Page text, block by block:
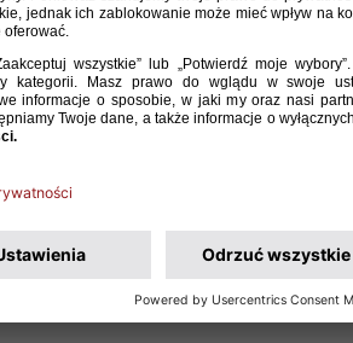
81 – Adrian Przyborek 11, Jakub Adkonis
Samson Bein (63, 4. Eman Kospo), 3. Lazar
Raicevic) – 14. Agon Rexhaj (71, 25. Edin
Giuliano Foro (63, 6. Elio Rufener), 8. Leart
Sajawal Mahar), 17. Neil Volken (80, 2. Loris